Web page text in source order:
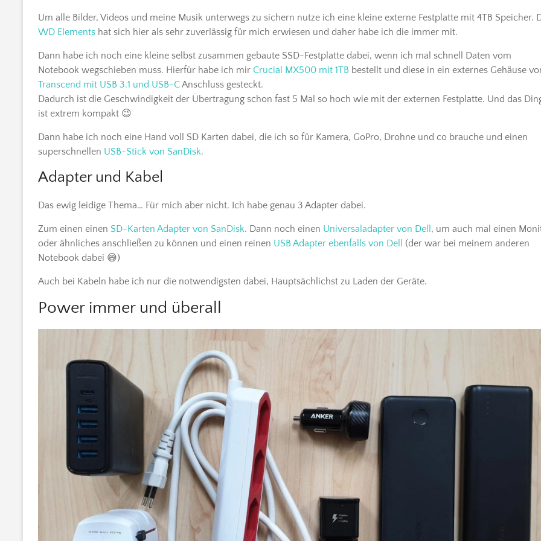
Um alle Bilder, Videos und meine Musik unterwegs zu sichern nutze ich eine kleine externe Festplatte mit 4TB Speicher.
WD Elements hat sich hier als sehr zuverlässig für mich erwiesen und daher habe ich die immer mit.
Dann habe ich noch eine kleine selbst zusammen gebaute SSD-Festplatte dabei, wenn ich mal schnell Daten vom
Notebook wegschieben muss. Hierfür habe ich mir Crucial MX500 mit 1TB bestellt und diese in ein externes Gehäuse
Transcend mit USB 3.1 und USB-CAnschluss gesteckt.
Dadurch ist die Geschwindigkeit der Übertragung schon fast 5 Mal so hoch wie mit der externen Festplatte. Und das
ist extrem kompakt 😉
Dann habe ich noch eine Hand voll SD Karten dabei, die ich so für Kamera, GoPro, Drohne und co brauche und einen
superschnellen USB-Stick von SanDisk.
Adapter und Kabel
Das ewig leidige Thema… Für mich aber nicht. Ich habe genau 3 Adapter dabei.
Zum einen einen SD-Karten Adapter von SanDisk. Dann noch einen Universaladapter von Dell , um auch mal einen
oder ähnliches anschließen zu können und einen reinen USB Adapter ebenfalls von Dell
(der war bei meinem anderen
Notebook dabei 😅)
Auch bei Kabeln habe ich nur die notwendigsten dabei, Hauptsächlichst zu Laden der Geräte.
Power immer und überall